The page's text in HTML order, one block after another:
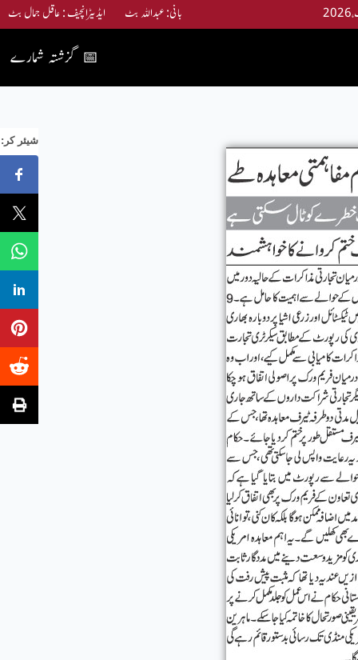
بانی: عبداللہ بٹ ایڈیٹرانچیف : عاقل جمال بٹ
گزشتہ شمارے 📅
:شیئر کر